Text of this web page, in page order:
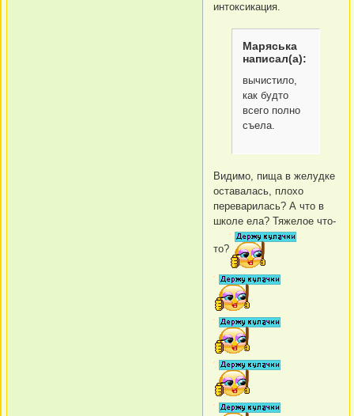
интоксикация.
Маряська
написал(а):
вычистило,
как будто
всего полно
съела.
Видимо, пища в желудке
оставалась, плохо
переварилась? А что в
школе ела? Тяжелое что-
то?